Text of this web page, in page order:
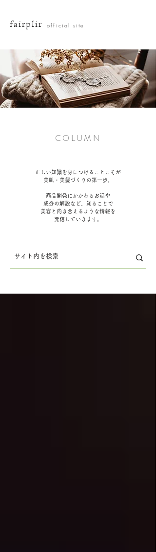
fairplir official site
COLUMN
正しい知識を身につけることこそが
美肌・美髪づくりの第一歩。
商品開発にかかわるお話や
成分の解説など、
知ることで
美容と向き合えるような情報を
発信していきます。